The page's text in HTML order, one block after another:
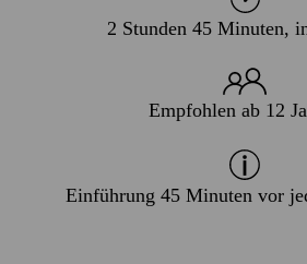
2 Stunden 45 Minuten,
Empfohlen ab 12
Einführung 45 Minuten vor